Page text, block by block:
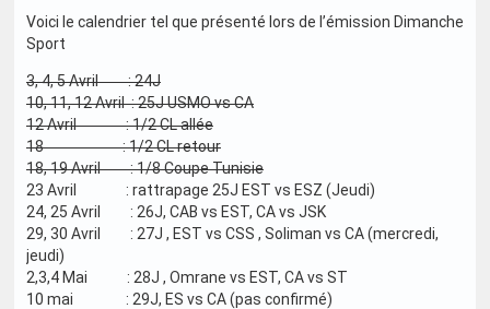
Voici le calendrier tel que présenté lors de l’émission Dimanche
Sport
3, 4, 5 Avril : 24J
10, 11, 12 Avril : 25J USMO vs CA
12 Avril : 1/2 CL allée
18 : 1/2 CL retour
18, 19 Avril : 1/8 Coupe Tunisie
23 Avril : rattrapage 25J EST vs ESZ (Jeudi)
24, 25 Avril : 26J, CAB vs EST, CA vs JSK
29, 30 Avril : 27J , EST vs CSS , Soliman vs CA (mercredi,
jeudi)
2,3,4 Mai : 28J , Omrane vs EST, CA vs ST
10 mai : 29J, ES vs CA (pas confirmé)